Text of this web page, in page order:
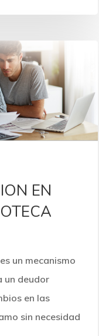
EN
un mecanismo
un deudor
en las
sin necesidad